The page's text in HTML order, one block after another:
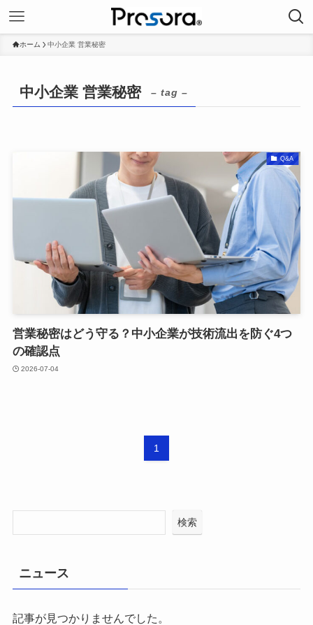
ホーム 中小企業 営業秘密
中小企業 営業秘密 – tag –
Q&A
営業秘密はどう守る？中小企業が技術流出を防ぐ4つ
の確認点
2026-07-04
1
検索
ニュース
記事が見つかりませんでした。